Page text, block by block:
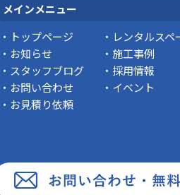
メインメニュー
トップページ
レンタルスペ
お知らせ
施工事例
スタッフブログ
採用情報
お問い合わせ
イベント
お見積り依頼